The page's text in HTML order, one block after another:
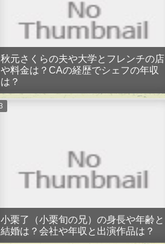
秋元さくらの夫や大学とフレンチの店
や料金は？CAの経歴でシェフの年収
は？
小栗了（小栗旬の兄）の身長や年齢と
結婚は？会社や年収と出演作品は？